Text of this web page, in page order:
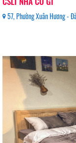
57, Phường Xuân Hương -